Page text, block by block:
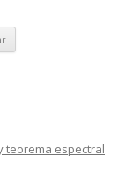
y teorema espectral